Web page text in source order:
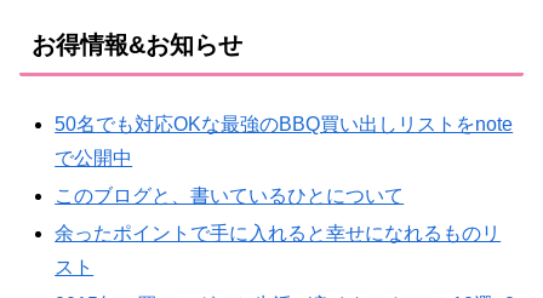
お得情報&お知らせ
50名でも対応OKな最強のBBQ買い出しリストをnote
で公開中
このブログと、書いているひとについて
余ったポイントで手に入れると幸せになれるものリ
スト